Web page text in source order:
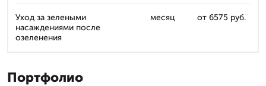
Уход за зелеными
насаждениями после
озеленения
месяц от 6575 руб.
Портфолио